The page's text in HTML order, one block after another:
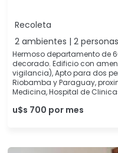
Recoleta
2 ambientes | 2 personas
Hermoso departamento de
decorado. Edificio con
vigilancia), Apto para dos
Riobamba y Paraguay,
Medicina, Hospital de
u$s 700 por mes